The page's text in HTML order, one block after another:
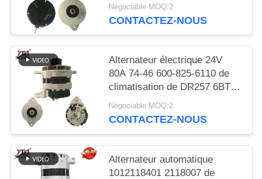
Négociable MOQ:2
CONTACTEZ-NOUS
Alternateur électrique 24V
80A 74-46 600-825-6110 de
climatisation de DR257 6BT
R220-5 R305
Négociable MOQ:2
CONTACTEZ-NOUS
Alternateur automatique
1012118401 2118007 de